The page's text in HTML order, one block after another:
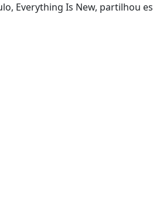
Everything Is New, partilhou